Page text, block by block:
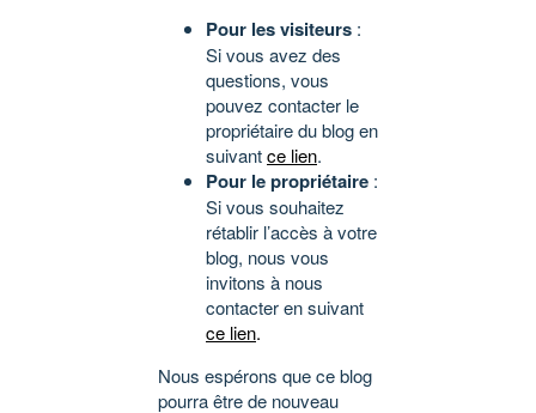
Pour les visiteurs :
Si vous avez des
questions, vous
pouvez contacter le
propriétaire du blog en
suivantce lien.
Pour le propriétaire :
Si vous souhaitez
rétablir l’accès à votre
blog, nous vous
invitons à nous
contacter en suivant
ce lien.
Nous espérons que ce blog
pourra être de nouveau